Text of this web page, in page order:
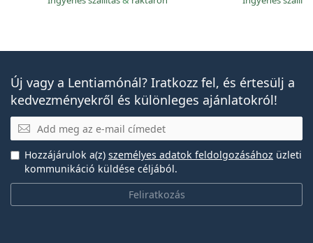
Új vagy a Lentiamónál? Iratkozz fel, és értesülj a
kedvezményekről és különleges ajánlatokról!
E-mail
Feliratkozás
Hozzájárulok a(z) személyes adatok feldolgozásához üzleti
kommunikáció küldése céljából.